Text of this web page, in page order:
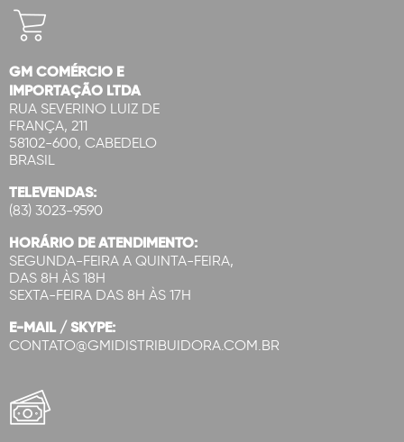
GM COMÉRCIO E
IMPORTAÇÃO LTDA
RUA SEVERINO LUIZ DE
FRANÇA, 211
58102-600, CABEDELO
BRASIL
TELEVENDAS:
(83) 3023-9590
HORÁRIO DE ATENDIMENTO:
SEGUNDA-FEIRA A QUINTA-FEIRA,
DAS 8H ÀS 18H
SEXTA-FEIRA DAS 8H ÀS 17H
E-MAIL / SKYPE:
CONTATO@GMIDISTRIBUIDORA.COM.BR